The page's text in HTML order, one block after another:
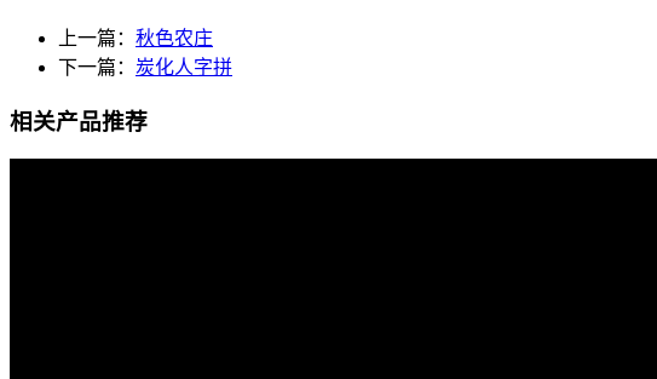
上一篇： 秋色农庄
下一篇： 炭化人字拼
相关产品推荐